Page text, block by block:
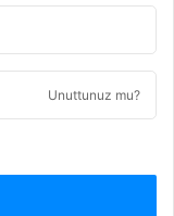
Unuttunuz mu?